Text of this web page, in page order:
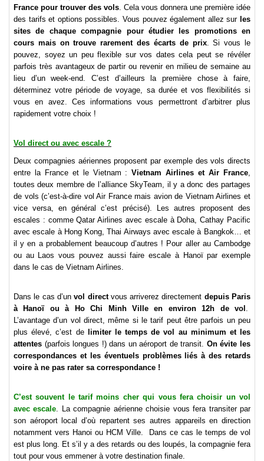
France pour trouver des vols . Cela vous donnera une première idée
des tarifs et options possibles. Vous pouvez également allez sur les
sites de chaque compagnie pour étudier les promotions en
cours mais on trouve rarement des écarts de prix. Si vous le
pouvez, soyez un peu flexible sur vos dates cela peut se révéler
parfois très avantageux de partir ou revenir en milieu de semaine au
lieu d’un week-end. C’est d’ailleurs la première chose à faire,
déterminez votre période de voyage, sa durée et vos flexibilités si
vous en avez. Ces informations vous permettront d’arbitrer plus
rapidement votre choix !
Vol direct ou avec escale ?
Deux compagnies aériennes proposent par exemple des vols directs
entre la France et le Vietnam :Vietnam Airlines et Air France
toutes deux membre de l’alliance SkyTeam, il y a donc des partages
de vols (c’est-à-dire vol Air France mais avion de Vietnam Airlines et
vice versa, en général c’est précisé). Les autres proposent des
escales : comme Qatar Airlines avec escale à Doha, Cathay Pacific
avec escale à Hong Kong, Thai Airways avec escale à Bangkok… et
il y en a probablement beaucoup d’autres ! Pour aller au Cambodge
ou au Laos vous pouvez aussi faire escale à Hanoï par exemple
dans le cas de Vietnam Airlines.
Dans le cas d’unvol directvous arriverez directement depuis Paris
à Hanoï ou à Ho Chi Minh Ville en environ 12h de vol
L’avantage d’un vol direct, même si le tarif peut être parfois un peu
plus élevé, c’est de
limiter le temps de vol au minimum et les
attentes (parfois longues !) dans un aéroport de transit. On évite les
correspondances et les éventuels problèmes liés à des retards
voire à ne pas rater sa correspondance !
C’est souvent le tarif moins cher qui vous fera choisir un vol
avec escale . La compagnie aérienne choisie vous fera transiter par
son aéroport local d’où repartent ses autres appareils en direction
notamment vers Hanoi ou HCM Ville. Dans ce cas le temps de vol
est plus long. Et s’il y a des retards ou des loupés, la compagnie fera
tout pour vous emmener à votre destination finale.